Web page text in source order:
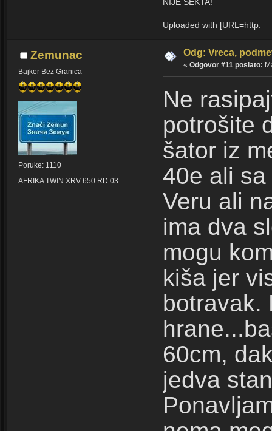
NIJE SEKTA!
Uploaded with [URL=http:
Zemunac
Bajker Bez Granica
Poruke: 1110
AFRIKA TWIN XRV 650 RD 03
Odg: Vreca,
« Odgovor #11 poslato:
Ne
potrošite
šator iz
40e ali
Veru ali
ima dva
mogu
kiša jer
botravak.
60cm,
jedva